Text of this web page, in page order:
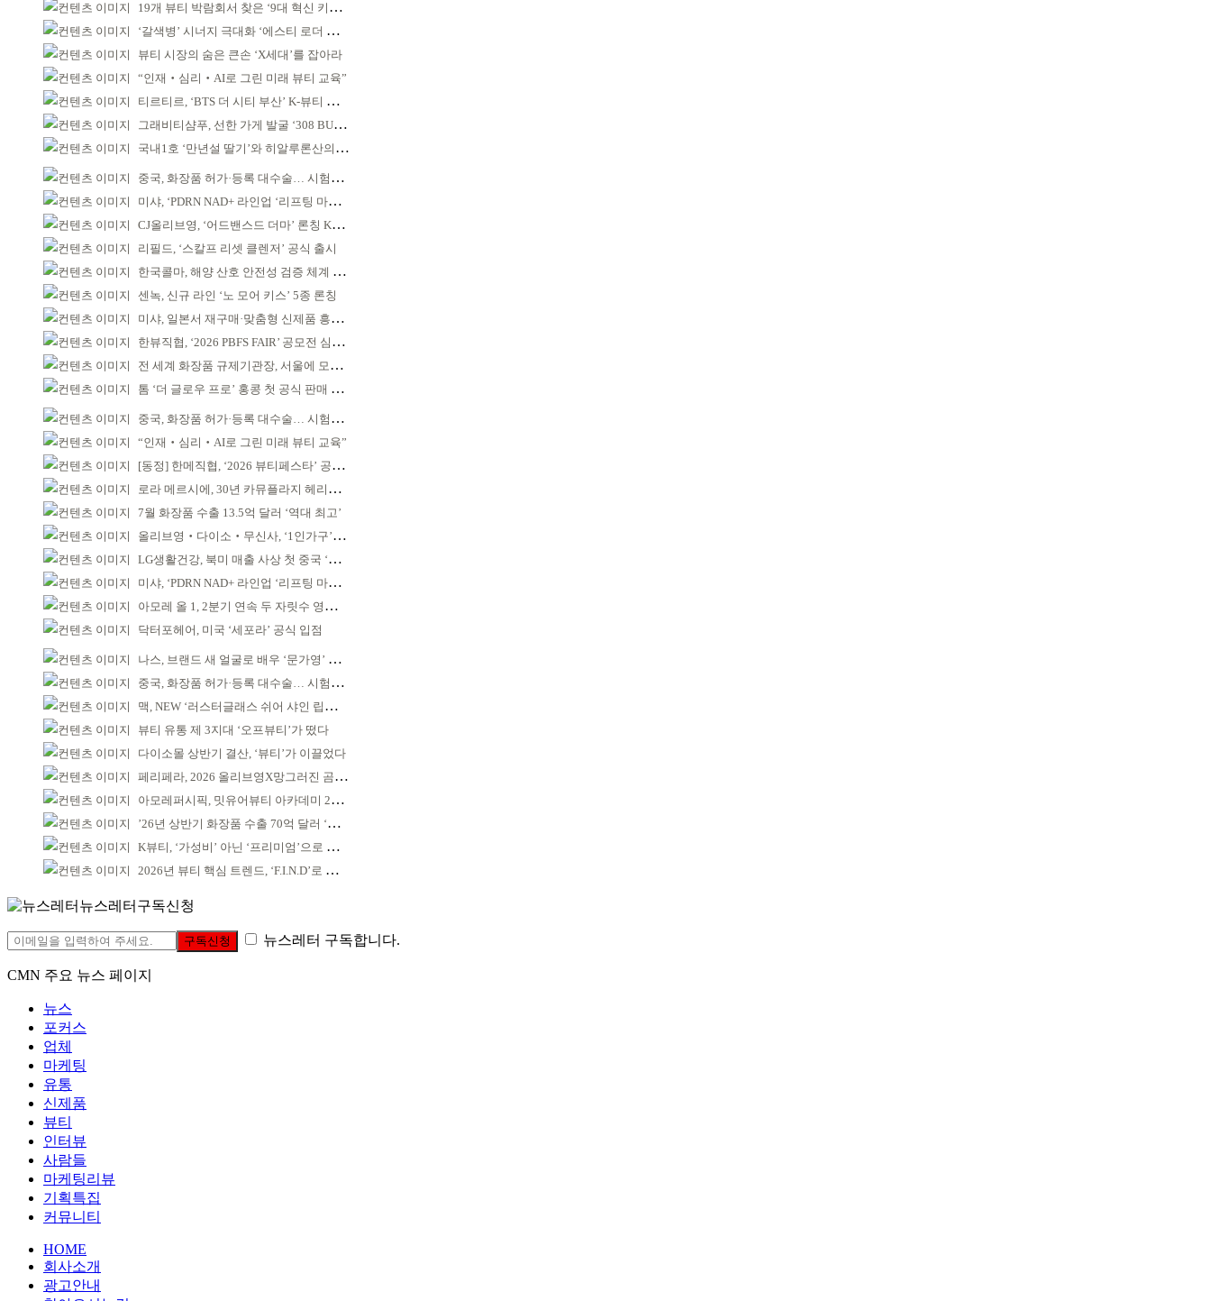
19개 뷰티 박람회서 찾은 ‘9대 혁신 키워드’
‘갈색병’ 시너지 극대화 ‘에스티 로더 스킨부스터’ 출시
뷰티 시장의 숨은 큰손 ‘X세대’를 잡아라
“인재‧심리‧AI로 그린 미래 뷰티 교육”
티르티르, ‘BTS 더 시티 부산’ K-뷰티 파트너
그래비티샴푸, 선한 가게 발굴 ‘308 BUYCOTT’ 출범
국내1호 ‘만년설 딸기’와 히알루론산의 만남!
중국, 화장품 허가·등록 대수술… 시험자료 공용 허용
미샤, ‘PDRN NAD+ 라인업 ‘리프팅 마스크’ 출시
CJ올리브영, ‘어드밴스드 더마’ 론칭 K더마 육성 박차
리필드, ‘스칼프 리셋 클렌저’ 공식 출시
한국콜마, 해양 산호 안전성 검증 체계 구축
센녹, 신규 라인 ‘노 모어 키스’ 5종 론칭
미샤, 일본서 재구매·맞춤형 신제품 흥행 ‘쌍끌이’
한뷰직협, ‘2026 PBFS FAIR’ 공모전 심사 성료
전 세계 화장품 규제기관장, 서울에 모인다
톰 ‘더 글로우 프로’ 홍콩 첫 공식 판매 완판
중국, 화장품 허가·등록 대수술… 시험자료 공용 허용
“인재‧심리‧AI로 그린 미래 뷰티 교육”
[동정] 한메직협, ‘2026 뷰티페스타’ 공동 주최
로라 메르시에, 30년 카뮤플라지 헤리티지 담아
7월 화장품 수출 13.5억 달러 ‘역대 최고’
올리브영‧다이소‧무신사, ‘1인가구’가 이끈다
LG생활건강, 북미 매출 사상 첫 중국 ‘추월’
미샤, ‘PDRN NAD+ 라인업 ‘리프팅 마스크’ 출시
아모레 올 1, 2분기 연속 두 자릿수 영업이익률 기록
닥터포헤어, 미국 ‘세포라’ 공식 입점
나스, 브랜드 새 얼굴로 배우 ‘문가영’ 발탁
중국, 화장품 허가·등록 대수술… 시험자료 공용 허용
맥, NEW ‘러스터글래스 쉬어 샤인 립스틱’ 출시
뷰티 유통 제 3지대 ‘오프뷰티’가 떴다
다이소몰 상반기 결산, ‘뷰티’가 이끌었다
페리페라, 2026 올리브영X망그러진 곰 콜라보
아모레퍼시픽, 밋유어뷰티 아카데미 2기 발대식
’26년 상반기 화장품 수출 70억 달러 ‘역대 최고’
K뷰티, ‘가성비’ 아닌 ‘프리미엄’으로 승부걸어야
2026년 뷰티 핵심 트렌드, ‘F.I.N.D’로 읽는다
뉴스레터구독신청
구독신청 뉴스레터 구독합니다.
CMN 주요 뉴스 페이지
뉴스
포커스
업체
마케팅
유통
신제품
뷰티
인터뷰
사람들
마케팅리뷰
기획특집
커뮤니티
HOME
회사소개
광고안내